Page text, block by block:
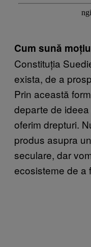
Cum sună
Constituția
exista, de a
Prin această
departe de
oferim drepturi.
produs asupra
seculare, dar
ecosisteme de a